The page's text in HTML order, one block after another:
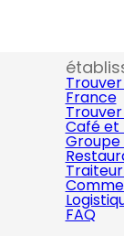
France
Café
FAQ